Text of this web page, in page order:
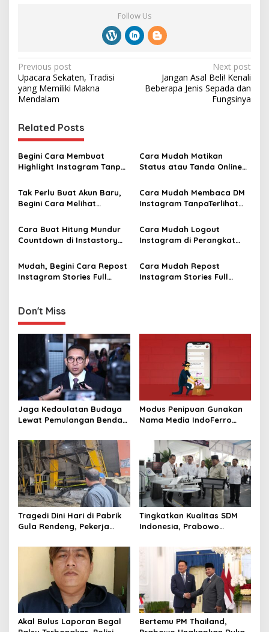
Follow Us
P
o
s
t
n
a
v
i
g
t
o
Previous post
Upacara Sekaten, Tradisi
yang Memiliki Makna
Mendalam
Next post
Jangan Asal Beli! Kenali
Beberapa Jenis Sepada dan
Fungsinya
Related Posts
Begini Cara Membuat
Highlight Instagram Tanpa
Cara Mudah Matikan
Status atau Tanda Online
Tak Perlu Buat Akun Baru,
Begini Cara Melihat
Lupa
Cara Mudah Membaca DM
Instagram TanpaTerlihat
Cara Buat Hitung Mundur
Countdown di Instastory
Tertentu
Cara Mudah Logout
Instagram di Perangkat
Mudah, Begini Cara Repost
Instagram Stories Full
Cara Mudah Repost
Instagram Stories Full
Don't Miss
Jaga Kedaulatan Budaya
Lewat Pemulangan Benda
Modus Penipuan Gunakan
Nama Media IndoFerro
Waspadalah!
Tragedi Dini Hari di Pabrik
Gula Rendeng, Pekerja
Pengangkat Tebu
Tingkatkan Kualitas SDM
Indonesia, Prabowo
hingga Undang Universitas
Terbaik Dunia
Akal Bulus Laporan Begal
Bertemu PM Thailand,